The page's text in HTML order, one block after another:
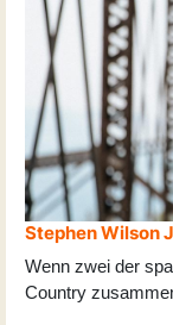
Stephen Wilson
Wenn zwei der
Country